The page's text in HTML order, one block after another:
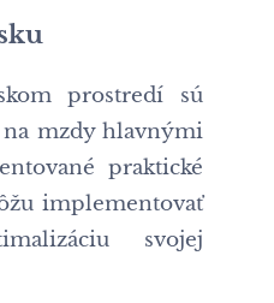
prostredí sú
na mzdy hlavnými
praktické
implementovať
svojej